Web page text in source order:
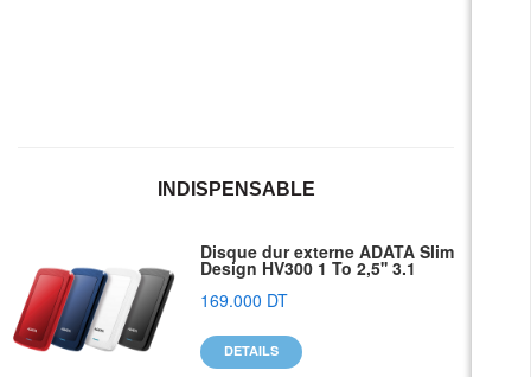
INDISPENSABLE
Disque dur externe ADATA Slim
Design HV300 1 To 2,5'' 3.1
169.000 DT
DETAILS